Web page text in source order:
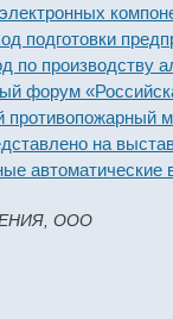
производству
«Российская
на
автоматические
ООО